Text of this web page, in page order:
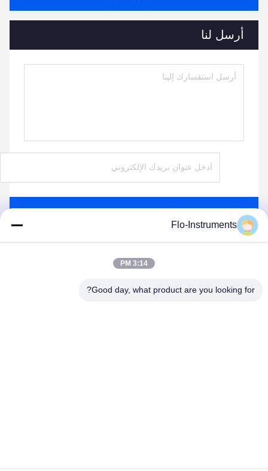
أرسل لنا
Flo-Instruments
3:14 PM
Good day, what product are you looking for?